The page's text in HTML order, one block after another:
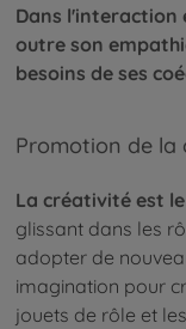
Dans l'interaction
outre son
besoins de ses
Promotion de la
La créativité est
glissant dans les
adopter de
imagination pour
jouets de rôle et